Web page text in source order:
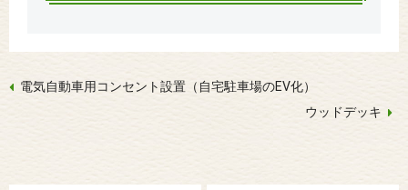
電気自動車用コンセント設置（自宅駐車場のEV化）
ウッドデッキ